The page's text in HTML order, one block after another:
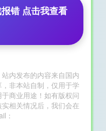
错 点击我查看
内发布的内容来自国内
非本站自制，仅用于学
商业用途！如有版权问
相关情况后，我们会在
：